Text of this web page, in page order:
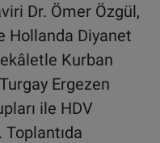
Dr. Ömer Özgül,
Hollanda Diyanet
Kurban
Ergezen
ile HDV